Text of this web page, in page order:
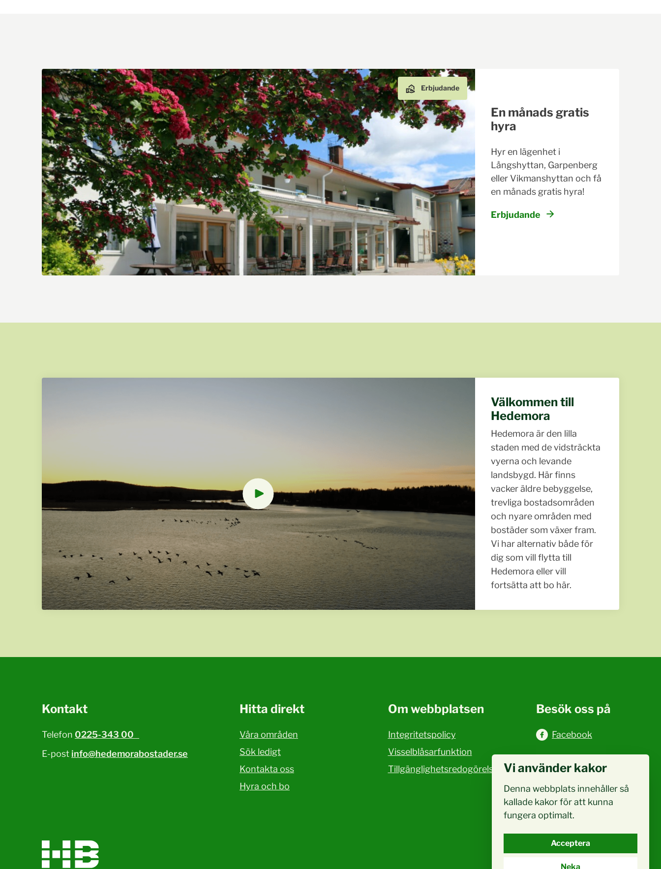
Erbjudande
En månads gratis
hyra
Hyr en lägenhet i
Långshyttan, Garpenberg
eller Vikmanshyttan och få
en månads gratis hyra!
Erbjudande
Välkommen till
Hedemora
Hedemora är den lilla
staden med de vidsträckta
vyerna och levande
landsbygd. Här finns
vacker äldre bebyggelse,
trevliga bostadsområden
och nyare områden med
bostäder som växer fram.
Vi har alternativ både för
dig som vill flytta till
Hedemora eller vill
fortsätta att bo här.
Kontakt
Telefon 0225-343 00
E-post info@hedemorabostader.se
Hitta direkt
Våra områden
Sök ledigt
Kontakta oss
Hyra och bo
Om webbplatsen
Integritetspolicy
Visselblåsarfunktion
Tillgänglighetsredogörelse
Besök oss på
Facebook
Vi använder kakor
Denna webbplats innehåller så
kallade kakor för att kunna
fungera optimalt.
Acceptera
Neka